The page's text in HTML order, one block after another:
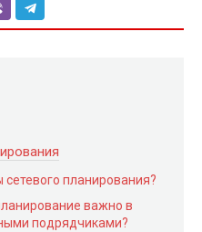
планирования?
важно в
подрядчиками?